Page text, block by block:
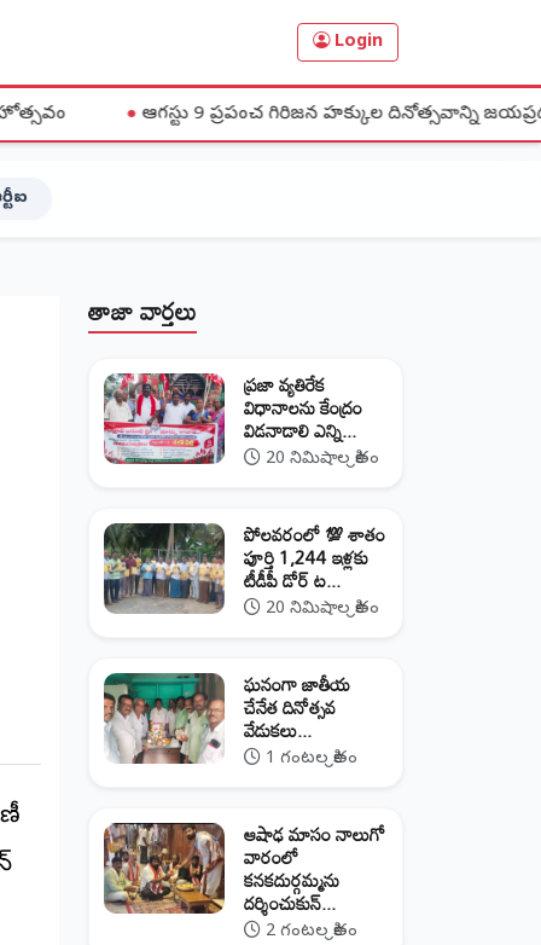
Login
●ఆగస్టు 9 ప్రపంచ గిరిజన హక్కుల దినోత్సవాన్ని జయప్రదం చేయండి
తాజా వార్తలు
ప్రజా వ్యతిరేక
విధానాలను కేంద్రం
విడనాడాలి ఎన్ని...
20 నిమిషాల క్రితం
పోలవరంలో 💯 శాతం
పూర్తి 1,244 ఇళ్లకు
టీడీపీ డోర్‌ ట...
20 నిమిషాల క్రితం
ఘనంగా జాతీయ
చేనేత దినోత్సవ
వేడుకలు...
1 గంటల క్రితం
ఆషాఢ మాసం నాలుగో
వారంలో
కనకదుర్గమ్మను
దర్శించుకున్...
2 గంటల క్రితం